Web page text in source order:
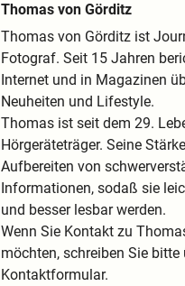
Thomas von Görditz
Thomas von Görditz ist
Fotograf. Seit 15 Jahren
Internet und in Magazinen
Neuheiten und Lifestyle.
Thomas ist seit dem 29.
Hörgeräteträger. Seine
Aufbereiten von
Informationen, sodaß sie
und besser lesbar werden.
Wenn Sie Kontakt zu
möchten, schreiben Sie bitte
Kontaktformular.